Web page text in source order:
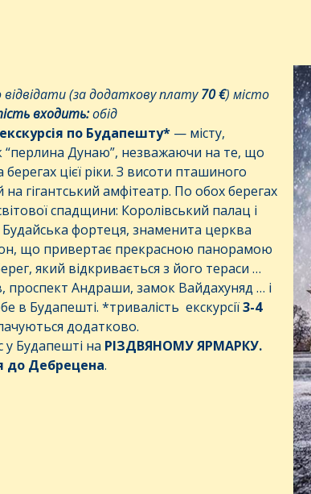
(за додаткову плату70 €) місто
входить:обід
екскурсія по Будапешту* — місту,
“перлина Дунаю”, незважаючи на те, що
берегах цієї ріки. З висоти пташиного
гігантський амфітеатр. По обох берегах
спадщини: Королівський палац і
фортеця, знаменита церква
що привертає прекрасною панорамою
який відкривається з його тераси …
Андраши, замок Вайдахуняд … і
в Будапешті. *тривалість екскурсії3-4
додатково.
Будапешті на РІЗДВЯНОМУ ЯРМАРКУ.
до Дебрецена.